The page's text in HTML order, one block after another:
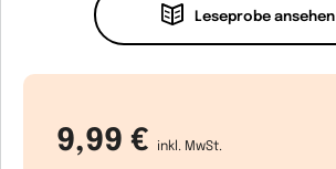
Leseprobe ansehen
9,99 € inkl. MwSt.